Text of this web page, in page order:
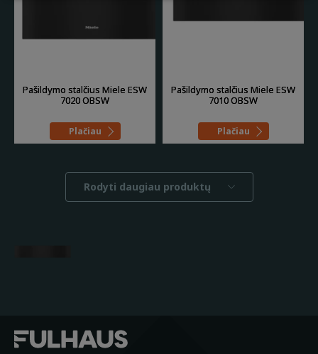
Pašildymo stalčius Miele ESW
7020 OBSW
Plačiau
Pašildymo stalčius Miele ESW
7010 OBSW
Plačiau
Rodyti daugiau produktų